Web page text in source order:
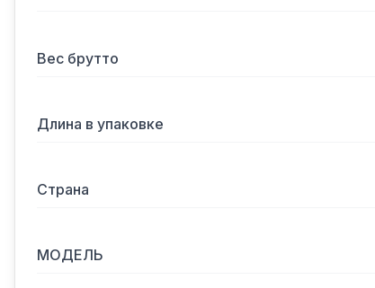
Вес брутто
Длина в упаковке
Страна
МОДЕЛЬ